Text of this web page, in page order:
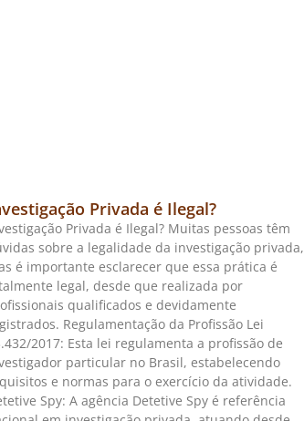
Privada é Ilegal?
Privada é Ilegal? Muitas pessoas têm
sobre a legalidade da investigação privada,
é importante esclarecer que essa prática é
legal, desde que realizada por
qualificados e devidamente
Regulamentação da Profissão Lei
2017: Esta lei regulamenta a profissão de
particular no Brasil, estabelecendo
e normas para o exercício da atividade.
Spy: A agência Detetive Spy é referência